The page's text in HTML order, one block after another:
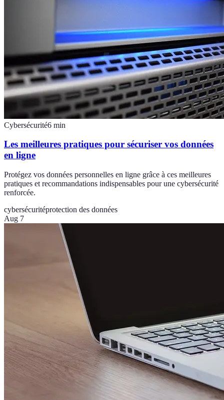
Cybersécurité6 min
Les meilleures pratiques pour sécuriser vos données
en ligne
Protégez vos données personnelles en ligne grâce à ces meilleures
pratiques et recommandations indispensables pour une cybersécurité
renforcée.
cybersécuritéprotection des données
Aug 7